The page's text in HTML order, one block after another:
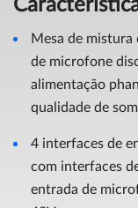
Mesa de
de microfone
alimentação
qualidade de
4 interfaces de
com interfaces
entrada de